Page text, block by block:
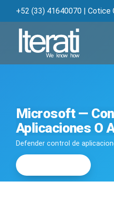
+52 (33) 41640070 | Cotice
Microsoft —
Aplicaciones O
Defender control de